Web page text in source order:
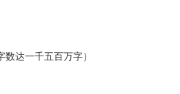
数达一千五百万字）